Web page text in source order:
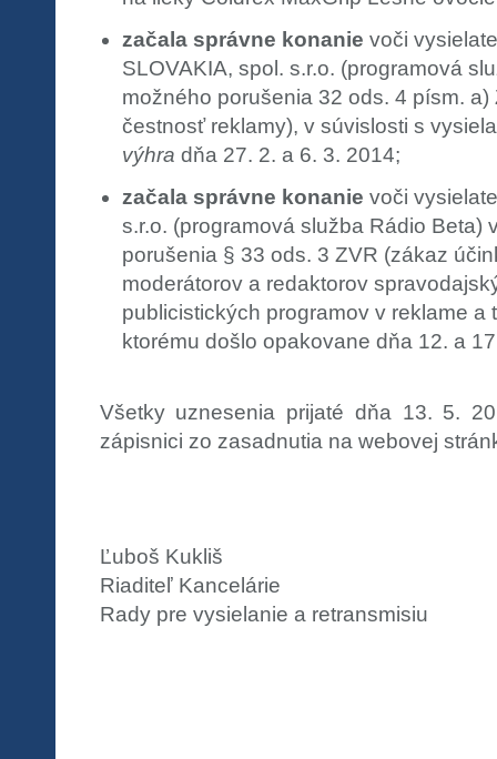
začala správne konanie voči
SLOVAKIA, spol. s.r.o. (programová
možného porušenia 32 ods. 4 písm.
čestnosť reklamy), v súvislosti s
výhra dňa 27. 2. a 6. 3. 2014;
začala správne konanie voči
s.r.o. (programová služba Rádio Beta)
porušenia § 33 ods. 3 ZVR (zákaz
moderátorov a redaktorov
publicistických programov v reklame a
ktorému došlo opakovane dňa 12. a
Všetky uznesenia prijaté dňa 13. 5.
zápisnici zo zasadnutia na webovej
Ľuboš Kukliš
Riaditeľ Kancelárie
Rady pre vysielanie a retransmisiu